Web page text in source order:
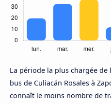
La période la plus chargée de
bus de Culiacán Rosales à
connaît le moins nombre de